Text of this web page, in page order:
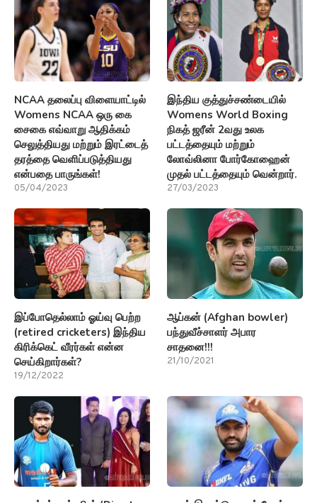
NCAA தலைப்பு விளையாட்டில்
Womens NCAA ஒரு கை
சைகை எவ்வாறு ஆதிக்கம்
செலுத்தியது மற்றும் இரட்டைத்
தரத்தை வெளிப்படுத்தியது
என்பதை பாருங்கள்!
05/04/2023
இந்திய குத்துச்சண்டையில்
Womens World Boxing
நிகத் ஜரீன் 2வது உலக
பட்டத்தையும் மற்றும்
லோவ்லினா போர்கோஹைன்
முதல் பட்டத்தையும் வென்றார்.
27/03/2023
இப்போதெல்லாம் ஓய்வு பெற்ற
(retired cricketers) இந்திய
கிரிக்கெட் வீரர்கள் என்ன
செய்கிறார்கள்?
19/12/2022
ஆப்கன் (Afghan bowler)
பந்துவீச்சாளர் அபார
சாதனை!!!
21/10/2021